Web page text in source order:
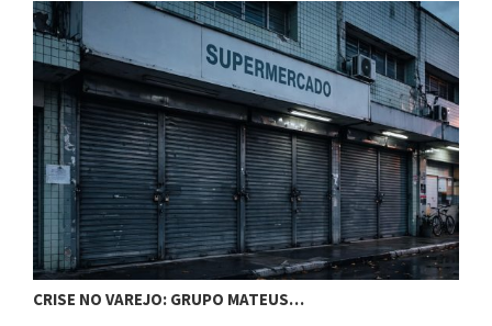
CRISE NO VAREJO: GRUPO MATEUS…